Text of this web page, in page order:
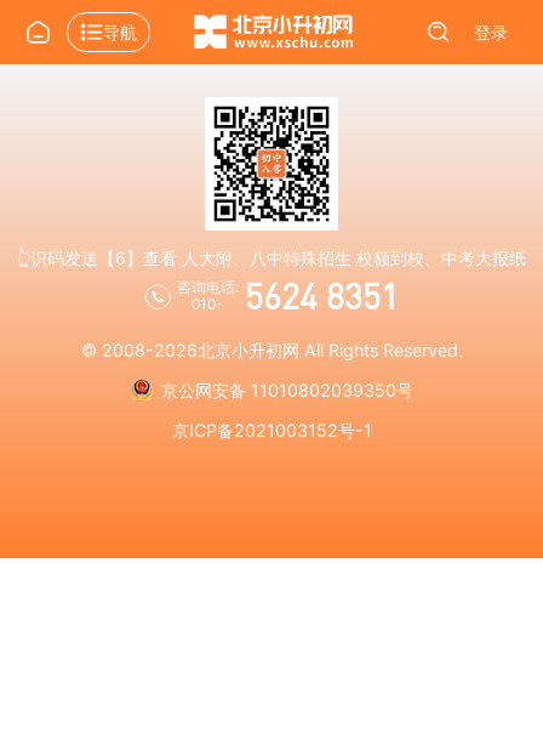
导航 登录
👆识码发送【6】查看 人大附、八中特殊招生 校额到校、中考大报纸
咨询电话:
010-
5624 8351
© 2008-2026北京小升初网 All Rights Reserved.
京公网安备 11010802039350号
京ICP备2021003152号-1